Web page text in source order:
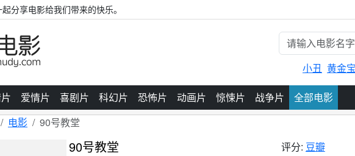
分享电影给我们带来的快乐。
小丑 黄金
爱情片 喜剧片 科幻片 恐怖片 动画片 惊悚片 战争片
全部电影
电影 90号教堂
90号教堂 评分: 豆瓣